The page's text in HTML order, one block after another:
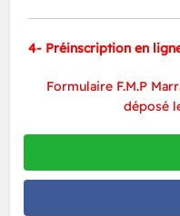
4- Préinscription en
Formulaire F.M.P
déposé